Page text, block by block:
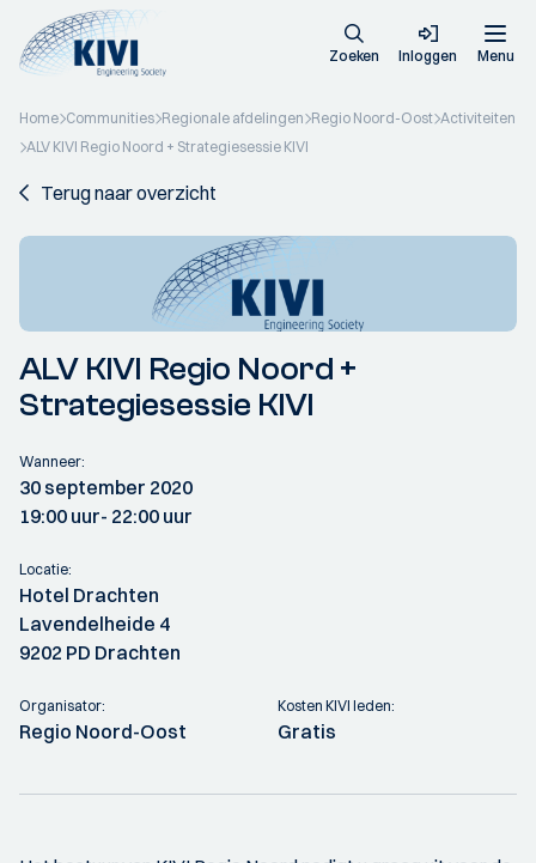
Zoeken Inloggen Menu
Home Communities Regionale afdelingen Regio Noord-Oost Activiteiten
ALV KIVI Regio Noord + Strategiesessie KIVI
Terug naar overzicht
ALV KIVI Regio Noord +
Strategiesessie KIVI
Wanneer:
30 september 2020
19:00 uur- 22:00 uur
Locatie:
Hotel Drachten
Lavendelheide 4
9202 PD Drachten
Organisator:
Regio Noord-Oost
Kosten KIVI leden:
Gratis